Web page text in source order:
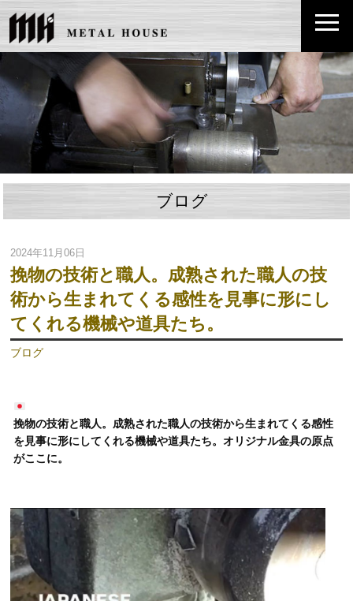
ブログ
2024年11月06日
挽物の技術と職人。成熟された職人の技
術から生まれてくる感性を見事に形にし
てくれる機械や道具たち。
ブログ
挽物の技術と職人。成熟された職人の技術から生まれてくる感性
を見事に形にしてくれる機械や道具たち。オリジナル金具の原点
がここに。
動
画
プ
レ
ー